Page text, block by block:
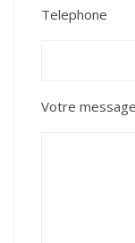
Telephone
Votre message